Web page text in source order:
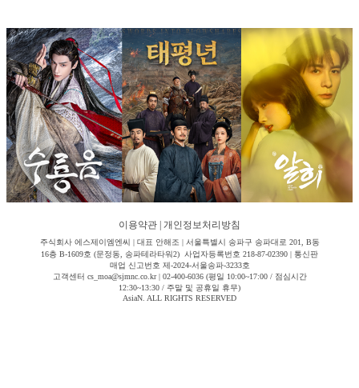
이용약관 개인정보처리방침
주식회사 에스제이엠엔씨 | 대표 안해조 | 서울특별시 송파구 송파대로 201, B동
16층 B-1609호 (문정동, 송파테라타워2) 사업자등록번호 218-87-02390 | 통신판
매업 신고번호 제-2024-서울송파-3233호
고객센터 cs_moa@sjmnc.co.kr | 02-400-6036 (평일 10:00~17:00 / 점심시간
12:30~13:30 / 주말 및 공휴일 휴무)
AsiaN. ALL RIGHTS RESERVED